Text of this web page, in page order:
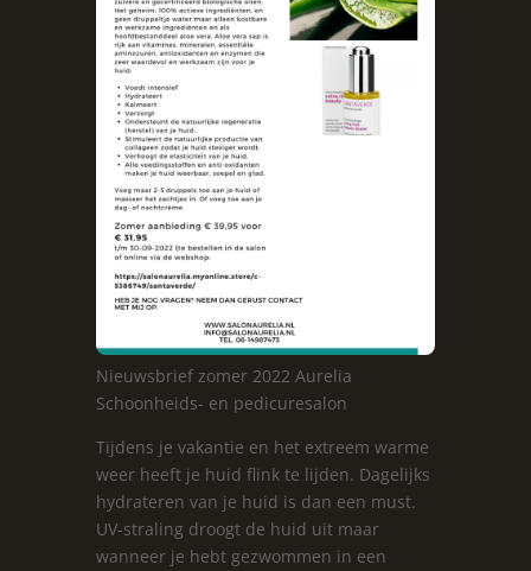
Nieuwsbrief zomer 2022 Aurelia
Schoonheids- en pedicuresalon
Tijdens je vakantie en het extreem warme
weer heeft je huid flink te lijden. Dagelijks
hydrateren van je huid is dan een must.
UV-straling droogt de huid uit maar
wanneer je hebt gezwommen in een